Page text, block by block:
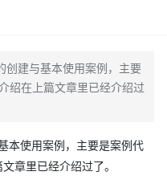
创建与基本使用案例，主要
绍在上篇文章里已经介绍过
本使用案例，主要是案例代
章里已经介绍过了。